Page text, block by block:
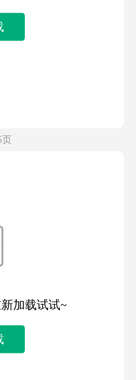
页
加载试试~